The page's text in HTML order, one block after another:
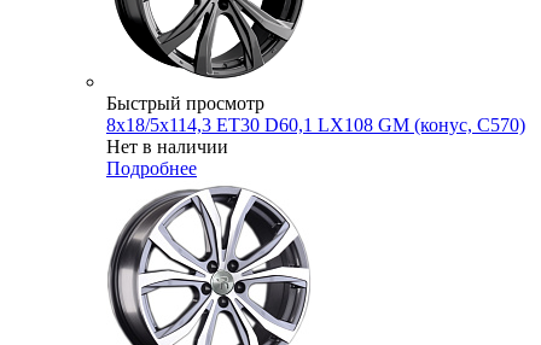
Быстрый просмотр
8x18/5x114,3 ET30 D60,1 LX108 GM (конус, C570)
Нет в наличии
Подробнее